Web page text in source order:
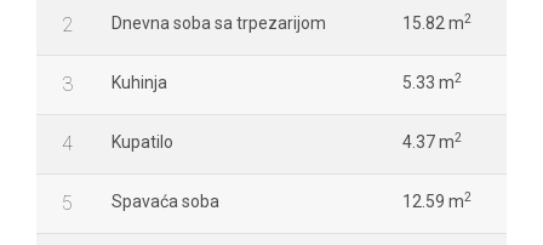
2 Dnevna soba sa trpezarijom 15.82 m2
3 Kuhinja 5.33 m2
4 Kupatilo 4.37 m2
5 Spavaća soba 12.59 m2